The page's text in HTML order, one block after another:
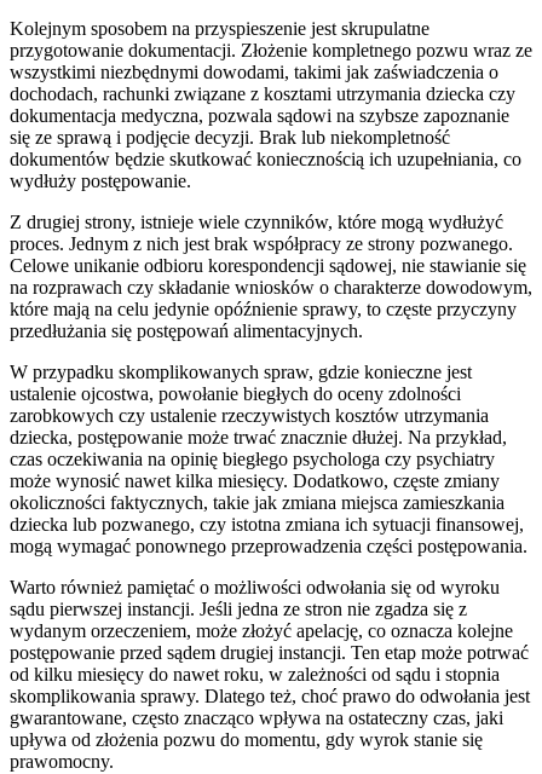
Kolejnym sposobem na przyspieszenie jest skrupulatne
przygotowanie dokumentacji. Złożenie kompletnego pozwu wraz ze
wszystkimi niezbędnymi dowodami, takimi jak zaświadczenia o
dochodach, rachunki związane z kosztami utrzymania dziecka czy
dokumentacja medyczna, pozwala sądowi na szybsze zapoznanie
się ze sprawą i podjęcie decyzji. Brak lub niekompletność
dokumentów będzie skutkować koniecznością ich uzupełniania, co
wydłuży postępowanie.
Z drugiej strony, istnieje wiele czynników, które mogą wydłużyć
proces. Jednym z nich jest brak współpracy ze strony pozwanego.
Celowe unikanie odbioru korespondencji sądowej, nie stawianie się
na rozprawach czy składanie wniosków o charakterze dowodowym,
które mają na celu jedynie opóźnienie sprawy, to częste przyczyny
przedłużania się postępowań alimentacyjnych.
W przypadku skomplikowanych spraw, gdzie konieczne jest
ustalenie ojcostwa, powołanie biegłych do oceny zdolności
zarobkowych czy ustalenie rzeczywistych kosztów utrzymania
dziecka, postępowanie może trwać znacznie dłużej. Na przykład,
czas oczekiwania na opinię biegłego psychologa czy psychiatry
może wynosić nawet kilka miesięcy. Dodatkowo, częste zmiany
okoliczności faktycznych, takie jak zmiana miejsca zamieszkania
dziecka lub pozwanego, czy istotna zmiana ich sytuacji finansowej,
mogą wymagać ponownego przeprowadzenia części postępowania.
Warto również pamiętać o możliwości odwołania się od wyroku
sądu pierwszej instancji. Jeśli jedna ze stron nie zgadza się z
wydanym orzeczeniem, może złożyć apelację, co oznacza kolejne
postępowanie przed sądem drugiej instancji. Ten etap może potrwać
od kilku miesięcy do nawet roku, w zależności od sądu i stopnia
skomplikowania sprawy. Dlatego też, choć prawo do odwołania jest
gwarantowane, często znacząco wpływa na ostateczny czas, jaki
upływa od złożenia pozwu do momentu, gdy wyrok stanie się
prawomocny.